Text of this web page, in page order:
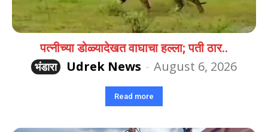
पत्नीच्या डोळ्यादेखत वाघाचा हल्ला; पती ठार..
भंडारा
Udrek News - August 6, 2026
Read more